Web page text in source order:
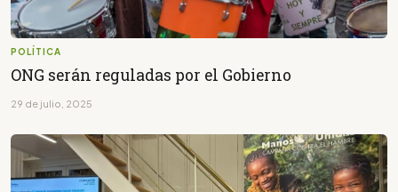
POLÍTICA
ONG serán reguladas por el Gobierno
29 de julio, 2025